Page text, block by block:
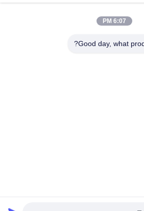
G1/
High Temperature 1.5MPa 2 Way
6:07 PM
Good day, what